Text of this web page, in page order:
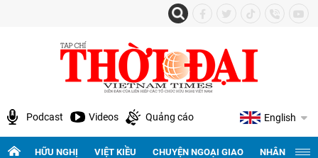
Podcast Videos Quảng cáo English
HỮU NGHỊ VIỆT KIỀU CHUYỆN NGOẠI GIAO NHÂN